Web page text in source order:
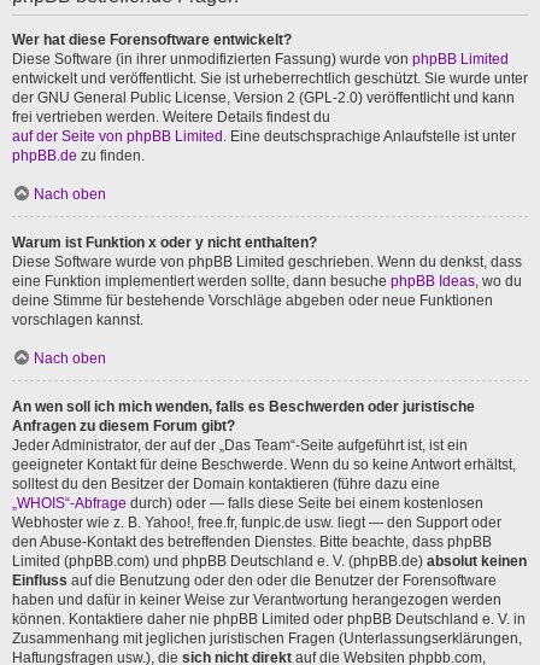
Wer hat diese Forensoftware entwickelt?
Diese Software (in ihrer unmodifizierten Fassung) wurde von phpBB Limited
entwickelt und veröffentlicht. Sie ist urheberrechtlich geschützt. Sie wurde unter
der GNU General Public License, Version 2 (GPL-2.0) veröffentlicht und kann
frei vertrieben werden. Weitere Details findest du
auf der Seite von phpBB Limited . Eine deutschsprachige Anlaufstelle ist unter
phpBB.de zu finden.
Nach oben
Warum ist Funktion x oder y nicht enthalten?
Diese Software wurde von phpBB Limited geschrieben. Wenn du denkst, dass
eine Funktion implementiert werden sollte, dann besuche phpBB Ideas, wo du
deine Stimme für bestehende Vorschläge abgeben oder neue Funktionen
vorschlagen kannst.
Nach oben
An wen soll ich mich wenden, falls es Beschwerden oder juristische
Anfragen zu diesem Forum gibt?
Jeder Administrator, der auf der „Das Team“-Seite aufgeführt ist, ist ein
geeigneter Kontakt für deine Beschwerde. Wenn du so keine Antwort erhältst,
solltest du den Besitzer der Domain kontaktieren (führe dazu eine
„WHOIS“-Abfrage durch) oder — falls diese Seite bei einem kostenlosen
Webhoster wie z. B. Yahoo!, free.fr, funpic.de usw. liegt — den Support oder
den Abuse-Kontakt des betreffenden Dienstes. Bitte beachte, dass phpBB
Limited (phpBB.com) und phpBB Deutschland e. V. (phpBB.de) absolut keinen
Einfluss auf die Benutzung oder den oder die Benutzer der Forensoftware
haben und dafür in keiner Weise zur Verantwortung herangezogen werden
können. Kontaktiere daher nie phpBB Limited oder phpBB Deutschland e. V. in
Zusammenhang mit jeglichen juristischen Fragen (Unterlassungserklärungen,
Haftungsfragen usw.), die sich nicht direkt auf die Websiten phpbb.com,